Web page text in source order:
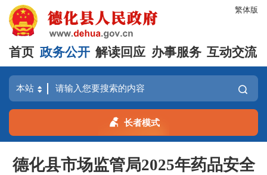
繁体版
首页 政务公开 解读回应 办事服务 互动交流
长者模式
德化县市场监管局2025年药品安全